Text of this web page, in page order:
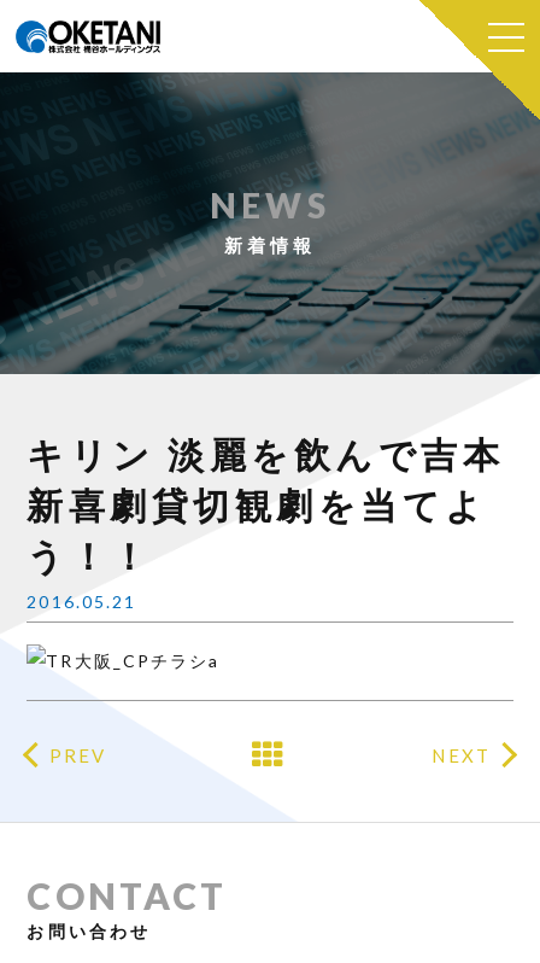
NEWS
新着情報
キリン 淡麗を飲んで吉本
新喜劇貸切観劇を当てよ
う！！
2016.05.21
PREV NEXT
CONTACT
お問い合わせ